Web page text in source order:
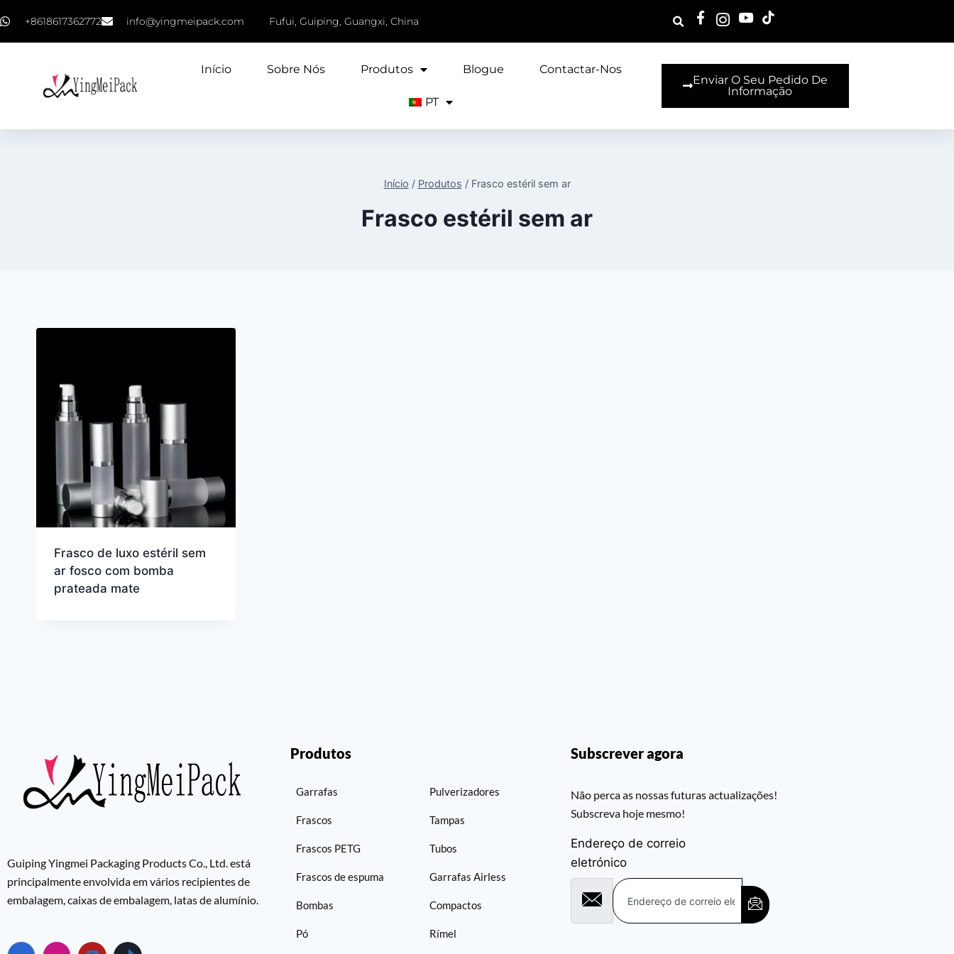
+8618617362772 info@yingmeipack.com Fufui, Guiping, Guangxi, China
Início Sobre Nós Produtos Blogue Contactar-Nos
PT
Enviar O Seu Pedido De
Informação
Início / Produtos / Frasco estéril sem ar
Frasco estéril sem ar
Frasco de luxo estéril sem
ar fosco com bomba
prateada mate
Guiping Yingmei Packaging Products Co., Ltd. está
principalmente envolvida em vários recipientes de
embalagem, caixas de embalagem, latas de alumínio.
Produtos
Garrafas
Frascos
Frascos PETG
Frascos de espuma
Bombas
Pó
Pulverizadores
Tampas
Tubos
Garrafas Airless
Compactos
Rímel
Subscrever agora
Não perca as nossas futuras actualizações!
Subscreva hoje mesmo!
Endereço de correio
eletrónico